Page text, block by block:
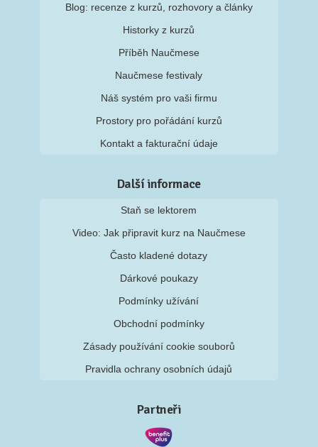
Blog: recenze z kurzů, rozhovory a články
Historky z kurzů
Příběh Naučmese
Naučmese festivaly
Náš systém pro vaši firmu
Prostory pro pořádání kurzů
Kontakt a fakturační údaje
Další informace
Staň se lektorem
Video: Jak připravit kurz na Naučmese
Často kladené dotazy
Dárkové poukazy
Podmínky užívání
Obchodní podmínky
Zásady používání cookie souborů
Pravidla ochrany osobních údajů
Partneři